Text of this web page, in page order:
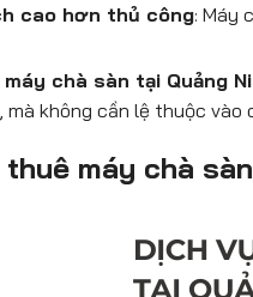
cao hơn thủ công: Máy
chà sàn tại Quảng
không cần lệ thuộc vào
máy chà